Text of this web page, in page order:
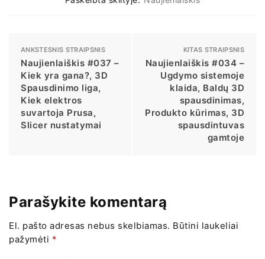
ANKSTESNIS STRAIPSNIS
Naujienlaiškis #037 –
Kiek yra gana?, 3D
Spausdinimo liga,
Kiek elektros
suvartoja Prusa,
Slicer nustatymai
KITAS STRAIPSNIS
Naujienlaiškis #034 –
Ugdymo sistemoje
klaida, Baldų 3D
spausdinimas,
Produkto kūrimas, 3D
spausdintuvas
gamtoje
Parašykite komentarą
El. pašto adresas nebus skelbiamas. Būtini laukeliai
pažymėti *